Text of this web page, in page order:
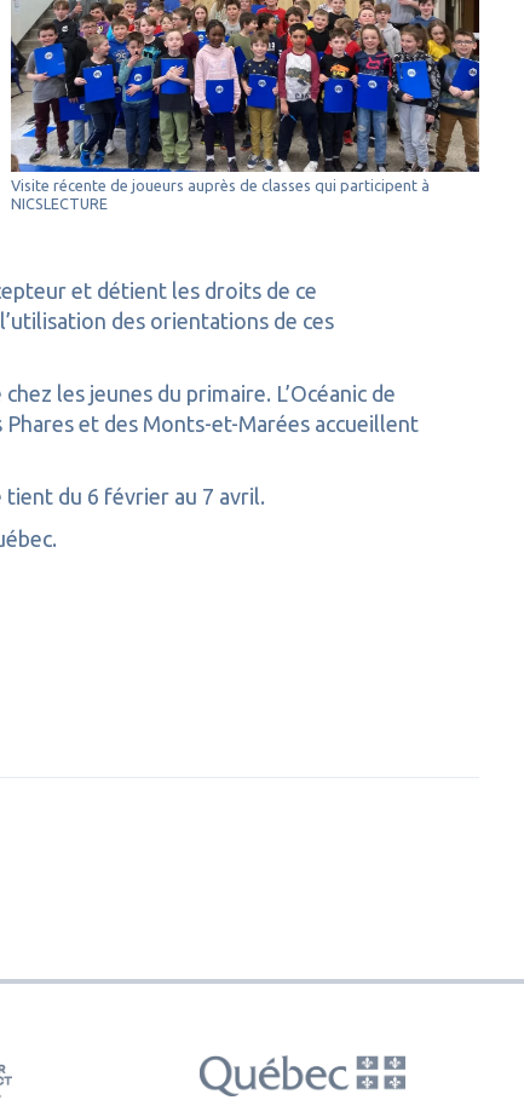
Visite récente de joueurs auprès de classes qui participent à
NICSLECTURE
et détient les droits de ce
des orientations de ces
les jeunes du primaire. L’Océanic de
Phares et des Monts-et-Marées accueillent
tient du 6 février au 7 avril.